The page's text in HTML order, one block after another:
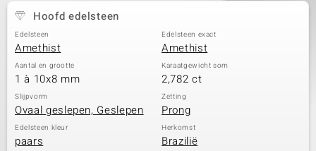
Hoofd edelsteen
Edelsteen
Amethist
Edelsteen exact
Amethist
Aantal en grootte
1 à 10x8 mm
Karaatgewicht som
2,782 ct
Slijpvorm
Ovaal geslepen, Geslepen
Zetting
Prong
Edelsteen kleur
paars
Herkomst
Brazilië